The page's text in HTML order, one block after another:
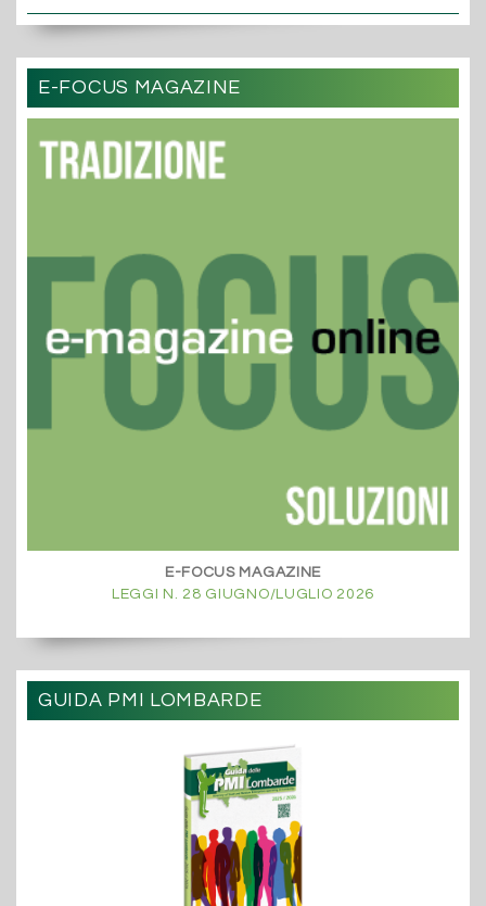
E-FOCUS MAGAZINE
E-FOCUS MAGAZINE
LEGGI N. 28 GIUGNO/LUGLIO 2026
GUIDA PMI LOMBARDE